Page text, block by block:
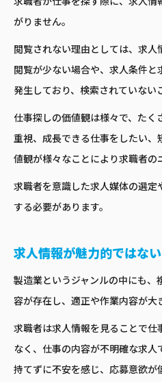
がりません。
閲覧されない理由としては、求
閲覧が少ない場合や、求人条件と
発生しており、検索されていない
仕事探しの価値観は様々で、たく
重視、成長できる仕事をしたい、
値観が様々なことにより求職者の
求職者を意識した求人媒体の選定
する必要があります。
求人情報が魅力的ではない
製造業というジャンルの中にも、
容が存在し、適正や作業内容が大
求職者は求人情報を見ることで仕
なく、仕事の内容が不明確な求
持てずに不安を感じ、応募意欲